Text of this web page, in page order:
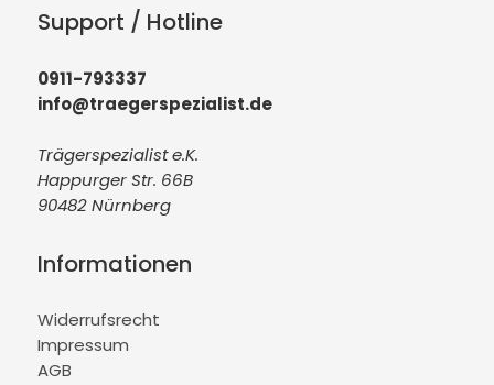
Support / Hotline
0911-793337
info@traegerspezialist.de
Trägerspezialist e.K.
Happurger Str. 66B
90482 Nürnberg
Informationen
Widerrufsrecht
Impressum
AGB